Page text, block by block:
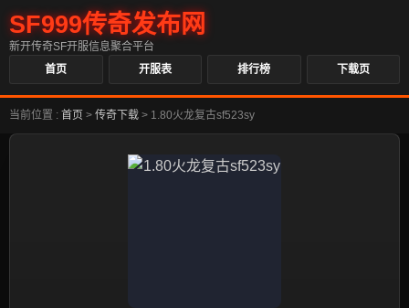
SF999传奇发布网
新开传奇SF开服信息聚合平台
首页
开服表 排行榜 下载页
当前位置 : 首页 > 传奇下载 > 1.80火龙复古sf523sy